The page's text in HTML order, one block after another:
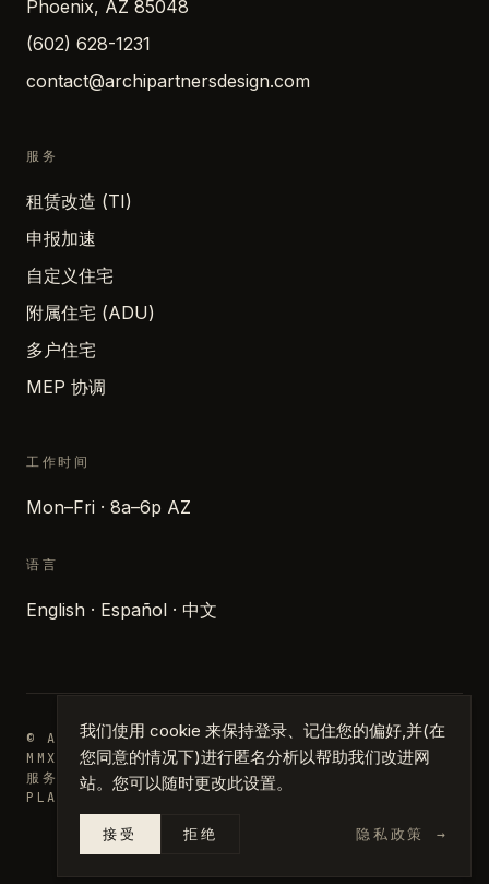
Phoenix, AZ 85048
(602) 628-1231
contact@archipartnersdesign.com
服务
租赁改造 (TI)
申报加速
自定义住宅
附属住宅 (ADU)
多户住宅
MEP 协调
工作时间
Mon–Fri · 8a–6p AZ
语言
English · Español · 中文
© ARCHIPARTNERS DESIGN · 凤凰城,亚利桑那州 ·
MMXXVI
服务地区日志媒体隐私条款管理 COOKIE
PLANS · DRAFTING · PERMIT PLANS
我们使用 cookie 来保持登录、记住您的偏好,并(在
您同意的情况下)进行匿名分析以帮助我们改进网
站。您可以随时更改此设置。
接受 拒绝 隐私政策 →